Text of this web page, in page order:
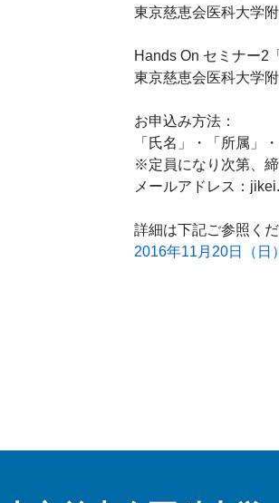
東京慈恵会医科大学
Hands On セミナー2
東京慈恵会医科大学
お申込み方法：
「氏名」・「所属」
※定員になり次第、
メールアドレス：
2016年11月20日（日